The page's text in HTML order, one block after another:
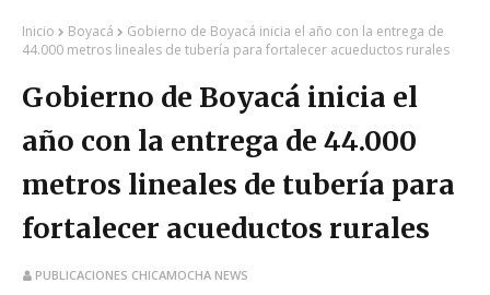
Inicio Boyacá
Gobierno de Boyacá inicia el año con la entrega de
44.000 metros lineales de tubería para fortalecer acueductos rurales
Gobierno de Boyacá inicia el
año con la entrega de 44.000
metros lineales de tubería para
fortalecer acueductos rurales
PUBLICACIONES CHICAMOCHA NEWS